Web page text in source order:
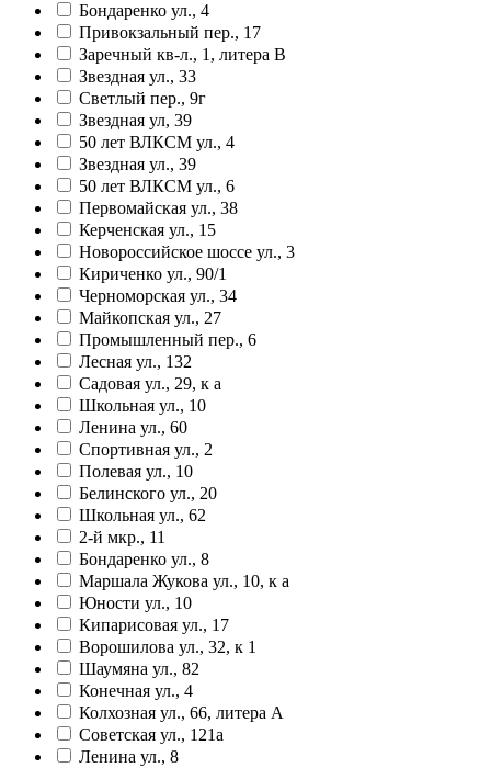
Бондаренко ул., 4
Привокзальный пер., 17
Заречный кв-л., 1, литера В
Звездная ул., 33
Светлый пер., 9г
Звездная ул, 39
50 лет ВЛКСМ ул., 4
Звездная ул., 39
50 лет ВЛКСМ ул., 6
Первомайская ул., 38
Керченская ул., 15
Новороссийское шоссе ул., 3
Кириченко ул., 90/1
Черноморская ул., 34
Майкопская ул., 27
Промышленный пер., 6
Лесная ул., 132
Садовая ул., 29, к а
Школьная ул., 10
Ленина ул., 60
Спортивная ул., 2
Полевая ул., 10
Белинского ул., 20
Школьная ул., 62
2-й мкр., 11
Бондаренко ул., 8
Маршала Жукова ул., 10, к а
Юности ул., 10
Кипарисовая ул., 17
Ворошилова ул., 32, к 1
Шаумяна ул., 82
Конечная ул., 4
Колхозная ул., 66, литера А
Советская ул., 121а
Ленина ул., 8